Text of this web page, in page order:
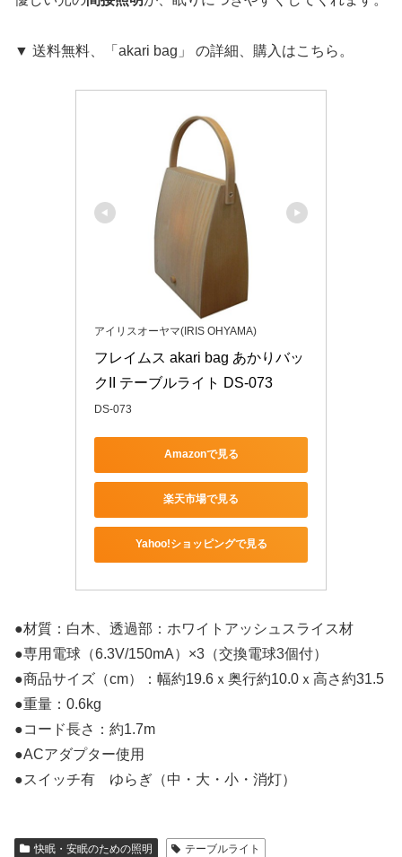
▼ 送料無料、「akari bag」 の詳細、購入はこちら。
アイリスオーヤマ(IRIS OHYAMA)
フレイムス akari bag あかりバッ
クII テーブルライト DS-073
DS-073
Amazonで見る
楽天市場で見る
Yahoo!ショッピングで見る
●材質：白木、透過部：ホワイトアッシュスライス材
●専用電球（6.3V/150mA）×3（交換電球3個付）
●商品サイズ（cm）：幅約19.6ｘ奥行約10.0ｘ高さ約31.5
●重量：0.6kg
●コード長さ：約1.7m
●ACアダプター使用
●スイッチ有 ゆらぎ（中・大・小・消灯）
快眠・安眠のための照明 テーブルライト